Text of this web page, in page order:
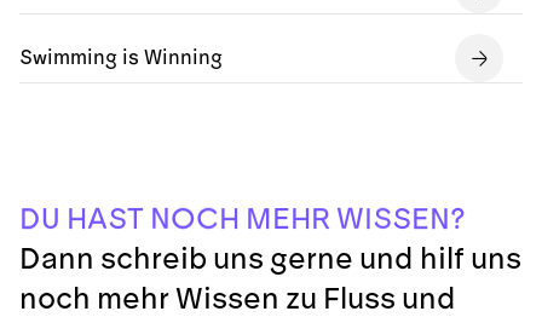
Swimming is Winning
DU HAST NOCH M EHR WISSEN?
Dann schreib uns gerne und hilf uns
noch mehr Wissen zu Fluss und